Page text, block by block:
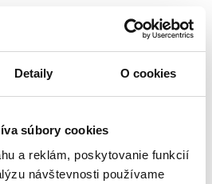
Detaily O cookies
súbory cookies
a reklám, poskytovanie funkcií
návštevnosti používame